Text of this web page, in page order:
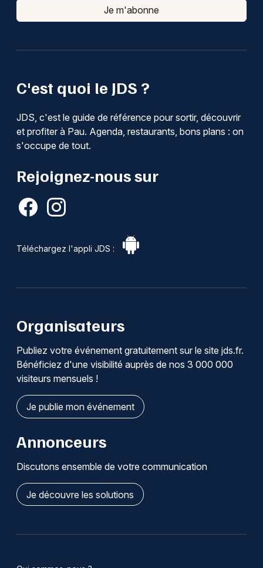
C'est quoi le JDS ?
JDS, c'est le guide de référence pour sortir, découvrir
et profiter à Pau. Agenda, restaurants, bons plans : on
s'occupe de tout.
Rejoignez-nous sur
Téléchargez l'appli JDS :
Je m'abonne
Organisateurs
Publiez votre événement gratuitement sur le site jds.fr.
Bénéficiez d'une visibilité auprès de nos 3 000 000
visiteurs mensuels !
Je publie mon événement
Annonceurs
Discutons ensemble de votre communication
Je découvre les solutions